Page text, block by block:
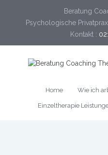
Beratung
Psychologische
Kontakt :
Home Wie ich
Einzeltherapie